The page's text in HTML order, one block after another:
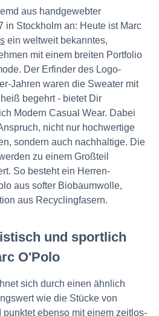
aus handgewebter
in Stockholm an: Heute ist Marc
ein weltweit bekanntes,
mit einem breiten Portfolio
Der Erfinder des Logo-
Jahren waren die Sweater mit
begehrt - bietet Dir
Modern Casual Wear. Dabei
nicht nur hochwertige
sondern auch nachhaltige. Die
zu einem Großteil
So besteht ein Herren-
aus softer Biobaumwolle,
aus Recyclingfasern.
und sportlich
O'Polo
sich durch einen ähnlich
wie die Stücke von
punktet ebenso mit einem zeitlos-